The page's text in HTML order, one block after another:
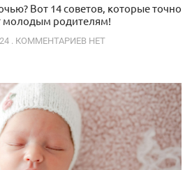
Вот 14 советов, которые точно
молодым родителям!
КОММЕНТАРИЕВ НЕТ